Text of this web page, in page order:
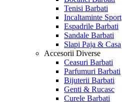
Tenisi Barbati
Incaltaminte Sport
Espadrile Barbati
Sandale Barbati
Slapi Paja & Casa
Accesorii Diverse
Ceasuri Barbati
Parfumuri Barbati
Bijuterii Barbati
Genti & Rucasc
Curele Barbati